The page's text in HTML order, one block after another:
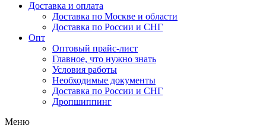
Доставка и оплата
Доставка по Москве и области
Доставка по России и СНГ
Опт
Оптовый прайс-лист
Главное, что нужно знать
Условия работы
Необходимые документы
Доставка по России и СНГ
Дропшиппинг
Меню